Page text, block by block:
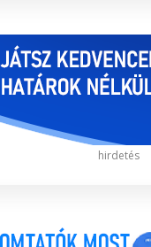
hirdetés